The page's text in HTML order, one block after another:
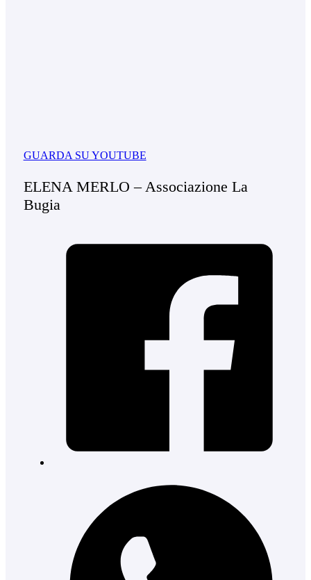
GUARDA SU YOUTUBE
ELENA MERLO – Associazione La
Bugia